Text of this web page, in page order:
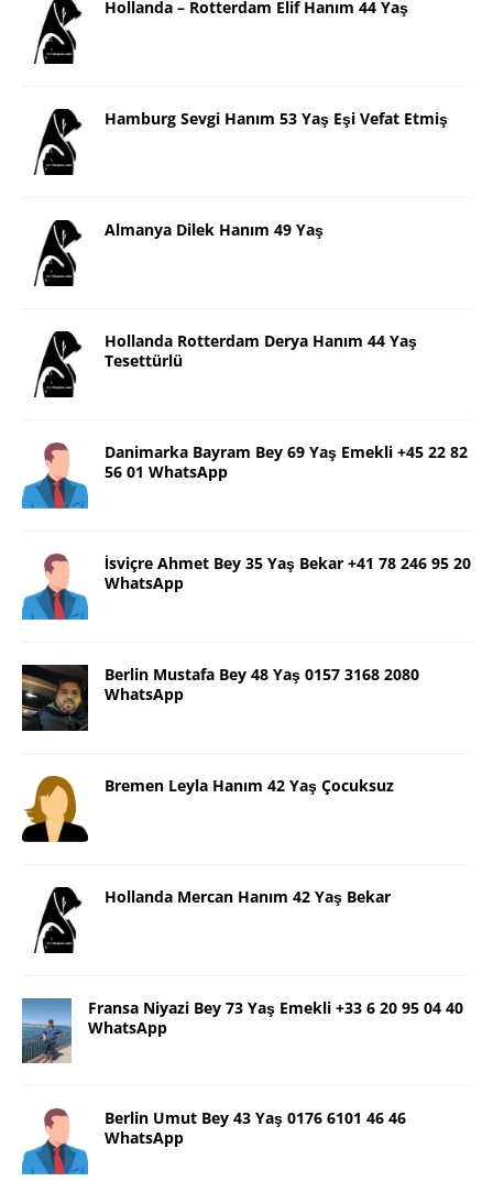
Hollanda – Rotterdam Elif Hanım 44 Yaş
Hamburg Sevgi Hanım 53 Yaş Eşi Vefat Etmiş
Almanya Dilek Hanım 49 Yaş
Hollanda Rotterdam Derya Hanım 44 Yaş
Tesettürlü
Danimarka Bayram Bey 69 Yaş Emekli +45 22 82
56 01 WhatsApp
İsviçre Ahmet Bey 35 Yaş Bekar +41 78 246 95 20
WhatsApp
Berlin Mustafa Bey 48 Yaş 0157 3168 2080
WhatsApp
Bremen Leyla Hanım 42 Yaş Çocuksuz
Hollanda Mercan Hanım 42 Yaş Bekar
Fransa Niyazi Bey 73 Yaş Emekli +33 6 20 95 04 40
WhatsApp
Berlin Umut Bey 43 Yaş 0176 6101 46 46
WhatsApp